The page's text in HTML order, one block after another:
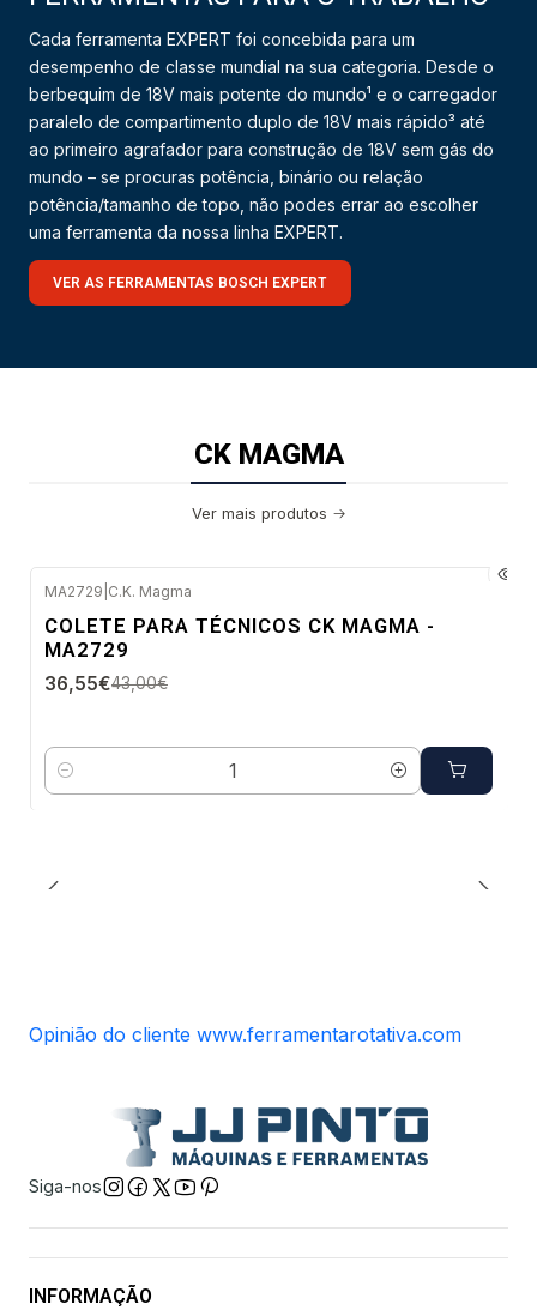
Cada ferramenta EXPERT foi concebida para um
desempenho de classe mundial na sua categoria. Desde o
berbequim de 18V mais potente do mundo¹ e o carregador
paralelo de compartimento duplo de 18V mais rápido³ até
ao primeiro agrafador para construção de 18V sem gás do
mundo – se procuras potência, binário ou relação
potência/tamanho de topo, não podes errar ao escolher
uma ferramenta da nossa linha EXPERT.
VER AS FERRAMENTAS BOSCH EXPERT
CK MAGMA
Ver mais produtos
-15%
DESC.
Envio imediato
MA2729 C.K. Magma
COLETE PARA TÉCNICOS CK MAGMA -
MA2729
36,55€43,00€
Quantidade
Opinião do cliente www.ferramentarotativa.com
Siga-nos
INFORMAÇÃO